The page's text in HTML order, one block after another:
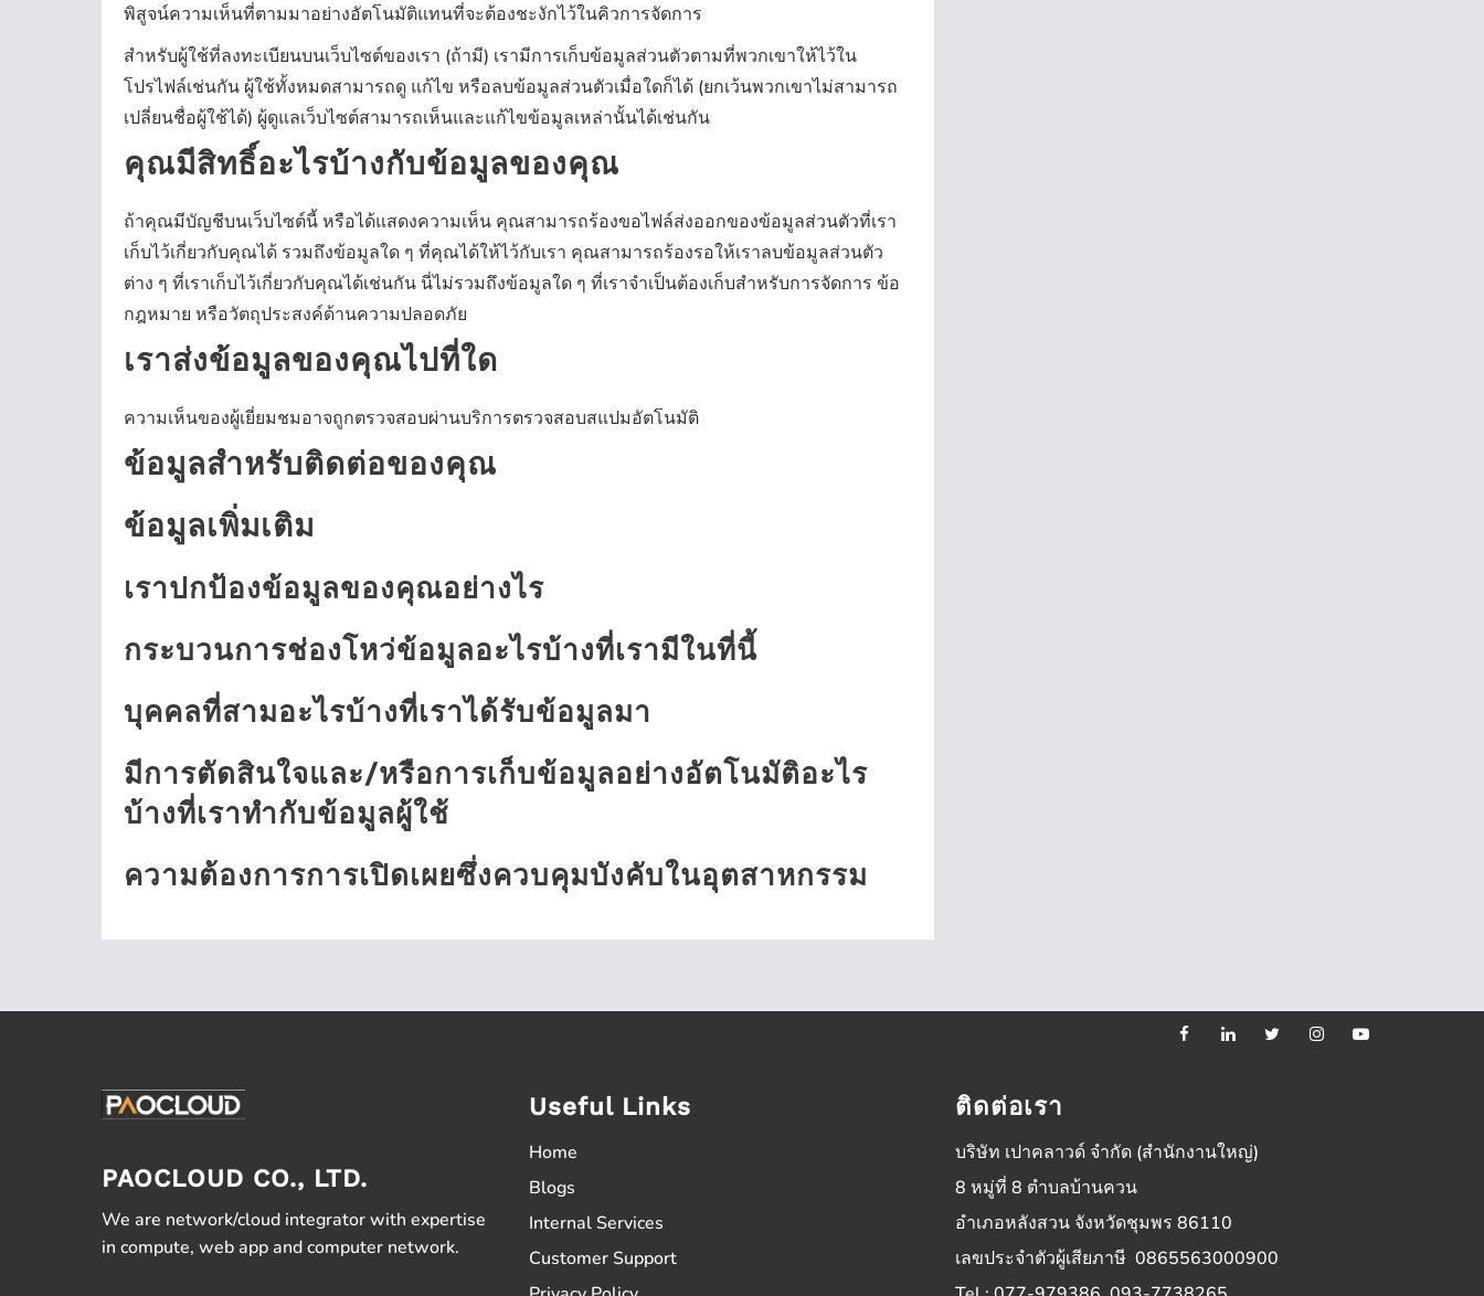
พิสูจน์ความเห็นที่ตามมาอย่างอัตโนมัติแทนที่จะต้องชะงักไว้ในคิวการจัดการ
สำหรับผู้ใช้ที่ลงทะเบียนบนเว็บไซต์ของเรา (ถ้ามี) เรามีการเก็บข้อมูลส่วนตัวตามที่พวกเขาให้ไว้ใน
โปรไฟล์เช่นกัน ผู้ใช้ทั้งหมดสามารถดู แก้ไข หรือลบข้อมูลส่วนตัวเมื่อใดก็ได้ (ยกเว้นพวกเขาไม่สามารถ
เปลี่ยนชื่อผู้ใช้ได้) ผู้ดูแลเว็บไซต์สามารถเห็นและแก้ไขข้อมูลเหล่านั้นได้เช่นกัน
คุณมีสิทธิ์อะไรบ้างกับข้อมูลของคุณ
ถ้าคุณมีบัญชีบนเว็บไซต์นี้ หรือได้แสดงความเห็น คุณสามารถร้องขอไฟล์ส่งออกของข้อมูลส่วนตัวที่เรา
เก็บไว้เกี่ยวกับคุณได้ รวมถึงข้อมูลใด ๆ ที่คุณได้ให้ไว้กับเรา คุณสามารถร้องรอให้เราลบข้อมูลส่วนตัว
ต่าง ๆ ที่เราเก็บไว้เกี่ยวกับคุณได้เช่นกัน นี่ไม่รวมถึงข้อมูลใด ๆ ที่เราจำเป็นต้องเก็บสำหรับการจัดการ ข้อ
กฎหมาย หรือวัตถุประสงค์ด้านความปลอดภัย
เราส่งข้อมูลของคุณไปที่ใด
ความเห็นของผู้เยี่ยมชมอาจถูกตรวจสอบผ่านบริการตรวจสอบสแปมอัตโนมัติ
ข้อมูลสำหรับติดต่อของคุณ
ข้อมูลเพิ่มเติม
เราปกป้องข้อมูลของคุณอย่างไร
กระบวนการช่องโหว่ข้อมูลอะไรบ้างที่เรามีในที่นี้
บุคคลที่สามอะไรบ้างที่เราได้รับข้อมูลมา
มีการตัดสินใจและ/หรือการเก็บข้อมูลอย่างอัตโนมัติอะไร
บ้างที่เราทำกับข้อมูลผู้ใช้
ความต้องการการเปิดเผยซึ่งควบคุมบังคับในอุตสาหกรรม
PAOCLOUD CO., LTD.
We are network/cloud integrator with expertise
in compute, web app and computer network.
Useful Links
Home
Blogs
Internal Services
Customer Support
ติดต่อเรา
บริษัท เปาคลาวด์ จำกัด (สำนักงานใหญ่)
8 หมู่ที่ 8 ตำบลบ้านควน
อำเภอหลังสวน จังหวัดชุมพร 86110
เลขประจำตัวผู้เสียภาษี 0865563000900